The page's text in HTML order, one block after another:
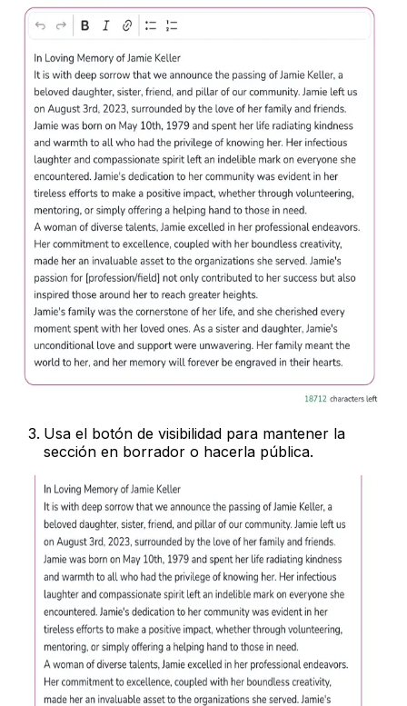
Usa el botón de visibilidad para mantener la
sección en borrador o hacerla pública.